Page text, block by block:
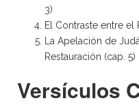
3)
El Contraste entre el
La Apelación de
Restauración (cap. 5)
Versículos